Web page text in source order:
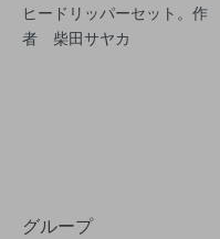
ヒードリッパーセット。作
者 柴田サヤカ
グループ